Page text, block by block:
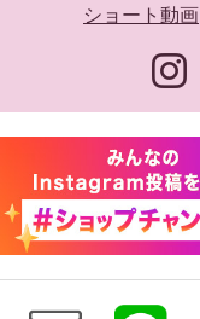
ショート動画